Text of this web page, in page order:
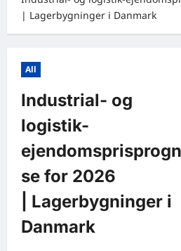
| Lagerbygninger i Danmark
All
Industrial- og
logistik-
se for 2026
| Lagerbygninger i
Danmark